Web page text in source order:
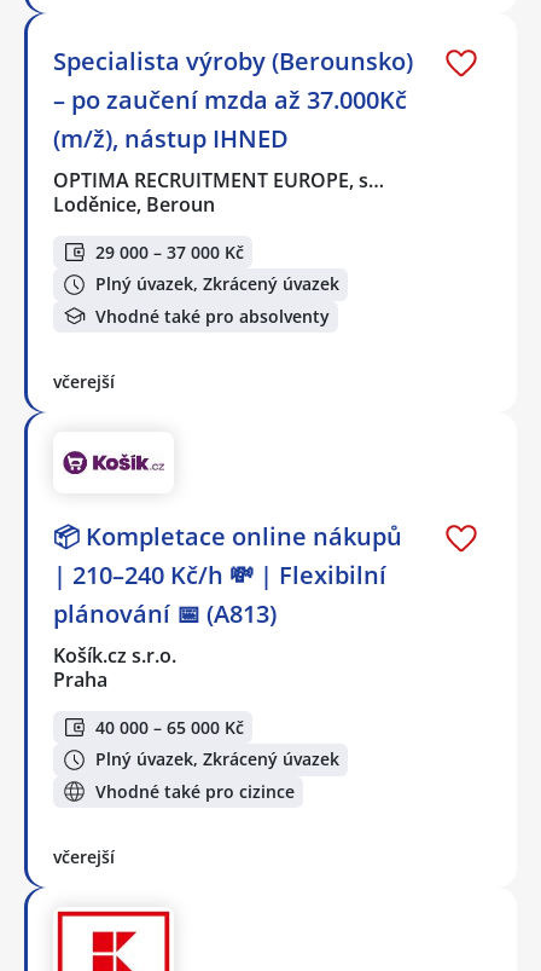
Specialista výroby (Berounsko)
– po zaučení mzda až 37.000Kč
(m/ž), nástup IHNED
OPTIMA RECRUITMENT EUROPE, s…
Loděnice, Beroun
29 000 – 37 000 Kč
Plný úvazek, Zkrácený úvazek
Vhodné také pro absolventy
včerejší
📦 Kompletace online nákupů
| 210–240 Kč/h 💸 | Flexibilní
plánování 📅 (A813)
Košík.cz s.r.o.
Praha
40 000 – 65 000 Kč
Plný úvazek, Zkrácený úvazek
Vhodné také pro cizince
včerejší